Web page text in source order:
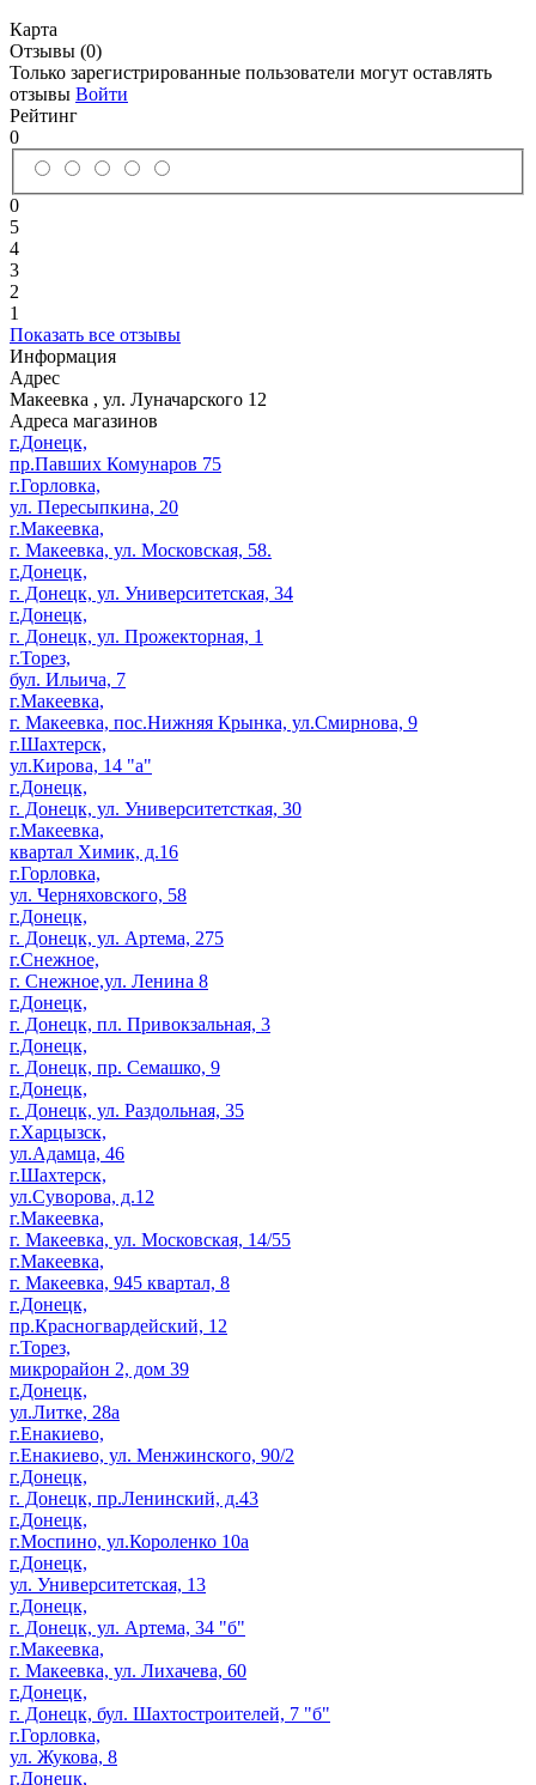
Карта
Отзывы (0)
Только зарегистрированные пользователи могут оставлять
отзывы Войти
Рейтинг
0
0
5
4
3
2
1
Показать все отзывы
Информация
Адрес
Макеевка , ул. Луначарского 12
Адреса магазинов
г.Донецк,
пр.Павших Комунаров 75
г.Горловка,
ул. Пересыпкина, 20
г.Макеевка,
г. Макеевка, ул. Московская, 58.
г.Донецк,
г. Донецк, ул. Университетская, 34
г.Донецк,
г. Донецк, ул. Прожекторная, 1
г.Торез,
бул. Ильича, 7
г.Макеевка,
г. Макеевка, пос.Нижняя Крынка, ул.Смирнова, 9
г.Шахтерск,
ул.Кирова, 14 "а"
г.Донецк,
г. Донецк, ул. Университетсткая, 30
г.Макеевка,
квартал Химик, д.16
г.Горловка,
ул. Черняховского, 58
г.Донецк,
г. Донецк, ул. Артема, 275
г.Снежное,
г. Снежное,ул. Ленина 8
г.Донецк,
г. Донецк, пл. Привокзальная, 3
г.Донецк,
г. Донецк, пр. Семашко, 9
г.Донецк,
г. Донецк, ул. Раздольная, 35
г.Харцызск,
ул.Адамца, 46
г.Шахтерск,
ул.Суворова, д.12
г.Макеевка,
г. Макеевка, ул. Московская, 14/55
г.Макеевка,
г. Макеевка, 945 квартал, 8
г.Донецк,
пр.Красногвардейский, 12
г.Торез,
микрорайон 2, дом 39
г.Донецк,
ул.Литке, 28а
г.Енакиево,
г.Енакиево, ул. Менжинского, 90/2
г.Донецк,
г. Донецк, пр.Ленинский, д.43
г.Донецк,
г.Моспино, ул.Короленко 10а
г.Донецк,
ул. Университетская, 13
г.Донецк,
г. Донецк, ул. Артема, 34 "б"
г.Макеевка,
г. Макеевка, ул. Лихачева, 60
г.Донецк,
г. Донецк, бул. Шахтостроителей, 7 "б"
г.Горловка,
ул. Жукова, 8
г.Донецк,